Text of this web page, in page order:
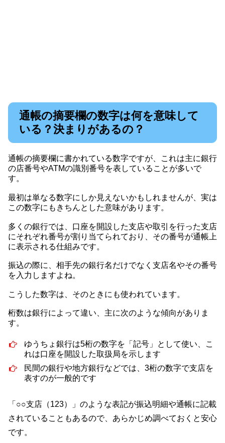
通帳の摘要欄の数字は何を意味して
いる？決まりがあるの？
通帳の摘要欄に書かれている数字ですが、これは主に銀行
の店番号やATMの識別番号を表していることが多いで
す。
最初は単なる数字にしか見えないかもしれませんが、実は
この数字にもきちんとした意味があります。
多くの銀行では、口座を開設した支店や取引を行った支店
にそれぞれ番号が割り当てられており、その番号が通帳上
に表示される仕組みです。
振込の際に、相手先の銀行名だけでなく支店名やその番号
を入力しますよね。
こうした数字は、そのときにも使われています。
桁数は銀行によって違い、主に次のような傾向がありま
す。
ゆうちょ銀行は5桁の数字を「記号」として使い、こ
れは口座を開設した取扱局を示します
民間の銀行や地方銀行などでは、3桁の数字で支店を
表すのが一般的です
「○○支店（123）」のような表記が振込明細や通帳に記載
されていることもあるので、あらかじめ調べておくと安心
です。